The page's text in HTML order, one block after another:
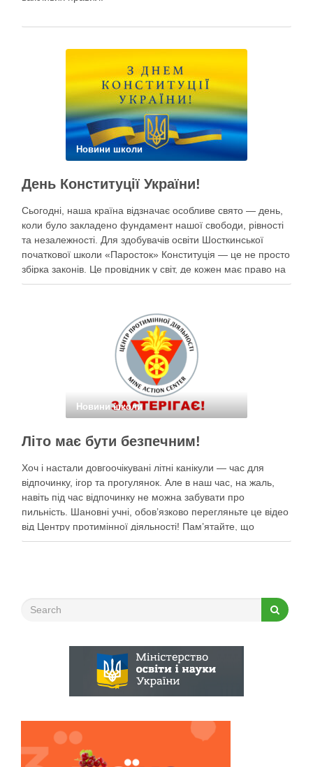
Новини школи
День Конституції України!
Сьогодні, наша країна відзначає особливе свято — день,
коли було закладено фундамент нашої свободи, рівності
та незалежності. Для здобувачів освіти Шосткинської
початкової школи «Паросток» Конституція — це не просто
збірка законів. Це провідник у світ, де кожен має право на
щасливе дитинство, освіту, безпеку та мрії під мирним
Новини школи
Літо має бути безпечним!
Хоч і настали довгоочікувані літні канікули — час для
відпочинку, ігор та прогулянок. Але в наш час, на жаль,
навіть під час відпочинку не можна забувати про
пильність. Шановні учні, обов’язково перегляньте це відео
від Центру протимінної діяльності! Пам’ятайте, що
небезпека може ховатися будь-де, тому під час